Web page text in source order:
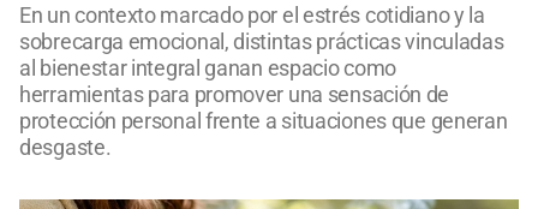
En un contexto marcado por el estrés cotidiano y la
sobrecarga emocional, distintas prácticas vinculadas
al bienestar integral ganan espacio como
herramientas para promover una sensación de
protección personal frente a situaciones que generan
desgaste.